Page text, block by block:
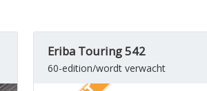
Eriba Touring 542
60-edition/wordt verwacht